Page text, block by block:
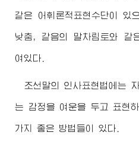
같은 어휘론적표현수단이
낮춤, 같음의 말차림토와 같
여있다.
조선말의 인사표현법에는
는 감정을 여운을 두고 표현
가지 좋은 방법들이 있다.